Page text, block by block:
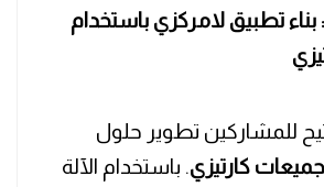
بناء تطبيق لامركزي باستخدام
للمشاركين تطوير حلول
كارتيزي. باستخدام الآلة